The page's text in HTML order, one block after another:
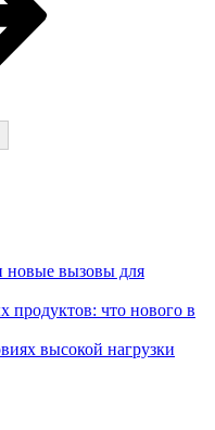
новые вызовы для
что нового в
высокой нагрузки